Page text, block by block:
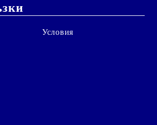
Условия